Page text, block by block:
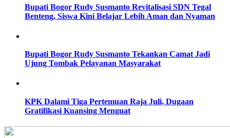
Bupati Bogor Rudy Susmanto Revitalisasi SDN Tegal
Benteng, Siswa Kini Belajar Lebih Aman dan Nyaman
Bupati Bogor Rudy Susmanto Tekankan Camat Jadi
Ujung Tombak Pelayanan Masyarakat
KPK Dalami Tiga Pertemuan Raja Juli, Dugaan
Gratifikasi Kuansing Menguat